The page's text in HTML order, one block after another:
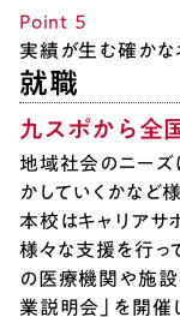
Point ５
実績が生む確か
就職
九スポから全
地域社会のニー
かしていくかなど
本校はキャリアサ
様々な支援を行っ
の医療機関や施
業説明会」を開催